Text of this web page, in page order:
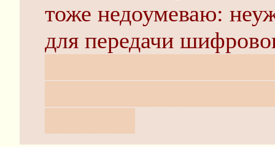
тоже недоумеваю:
для передачи